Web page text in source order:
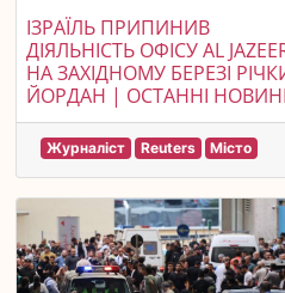
ІЗРАЇЛЬ ПРИПИНИВ
ДІЯЛЬНІСТЬ ОФІСУ AL
НА ЗАХІДНОМУ БЕРЕЗІ
ЙОРДАН | ОСТАННІ
Журналіст Reuters Місто